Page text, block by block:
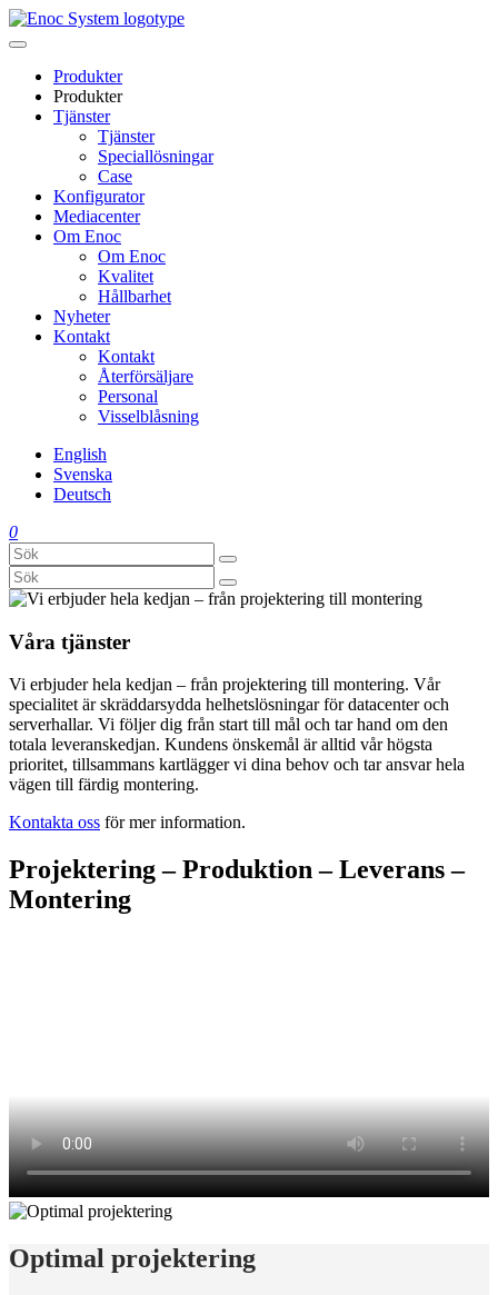
Skip
to
Produkter
Produkter
Tjänster
Tjänster
Speciallösningar
Case
Konfigurator
Mediacenter
Om Enoc
Om Enoc
Kvalitet
Hållbarhet
Nyheter
Kontakt
Kontakt
Återförsäljare
Personal
Visselblåsning
English
Svenska
Deutsch
0
Våra tjänster
Vi erbjuder hela kedjan – från projektering till montering. Vår
specialitet är skräddarsydda helhetslösningar för datacenter och
serverhallar. Vi följer dig från start till mål och tar hand om den
totala leveranskedjan. Kundens önskemål är alltid vår högsta
prioritet, tillsammans kartlägger vi dina behov och tar ansvar hela
vägen till färdig montering.
Kontakta oss för mer information.
Projektering – Produktion – Leverans –
Montering
Optimal projektering